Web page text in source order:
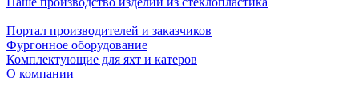
Портал производителей и заказчиков
Фургонное оборудование
Комплектующие для яхт и катеров
О компании